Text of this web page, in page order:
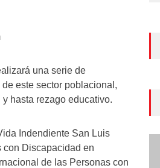
una serie de
este sector poblacional,
hasta rezago educativo.
Indendiente San Luis
con Discapacidad en
de las Personas con